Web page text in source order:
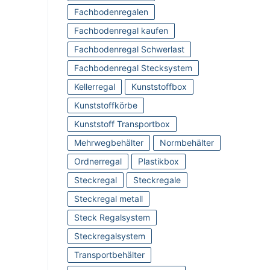
Fachbodenregalen
Fachbodenregal kaufen
Fachbodenregal Schwerlast
Fachbodenregal Stecksystem
Kellerregal
Kunststoffbox
Kunststoffkörbe
Kunststoff Transportbox
Mehrwegbehälter
Normbehälter
Ordnerregal
Plastikbox
Steckregal
Steckregale
Steckregal metall
Steck Regalsystem
Steckregalsystem
Transportbehälter